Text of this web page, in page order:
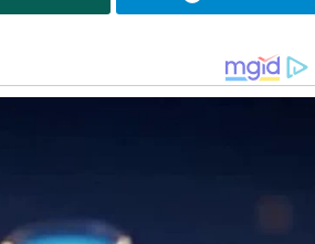
ഉണ്ടായിരിക്കില്ല. ഒരാളുടെ